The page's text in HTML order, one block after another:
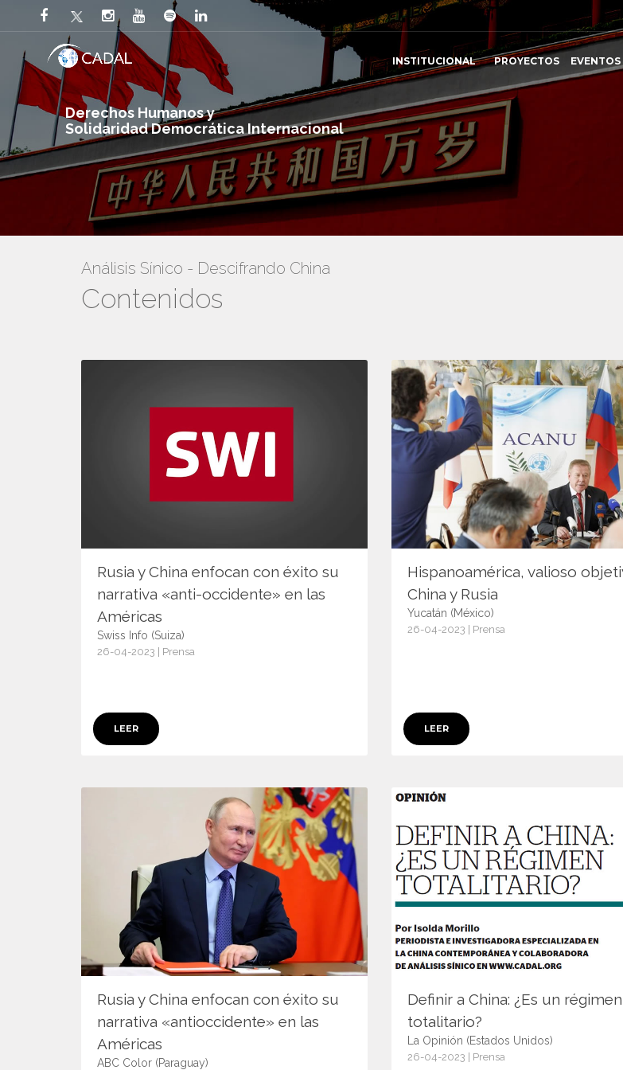
Derechos Humanos y
Solidaridad Democrática Internacional
INSTITUCIONAL PROYECTOS EVENTOS
Análisis Sínico - Descifrando China
Contenidos
Rusia y China enfocan con éxito su
narrativa «anti-occidente» en las
Américas
Swiss Info (Suiza)
26-04-2023 | Prensa
LEER
Hispanoamérica, valioso
China y Rusia
Yucatán (México)
26-04-2023 | Prensa
LEER
Rusia y China enfocan con éxito su
narrativa «antioccidente» en las
Américas
ABC Color (Paraguay)
Definir a China: ¿Es un régimen
totalitario?
La Opinión (Estados Unidos)
26-04-2023 | Prensa